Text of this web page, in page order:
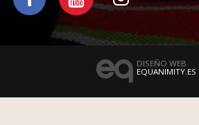
DISEÑO WEB
EQUANIMITY.ES